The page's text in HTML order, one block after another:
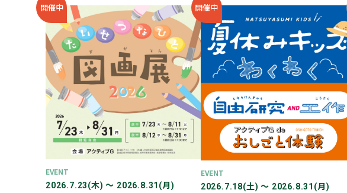
開催中
EVENT
2026.7.23(木) 〜 2026.8.31(月)
開催中
EVENT
2026.7.18(土) 〜 2026.8.31(月)